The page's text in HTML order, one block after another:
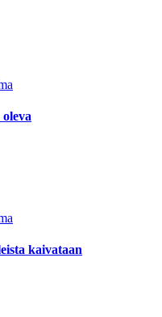
kaivataan